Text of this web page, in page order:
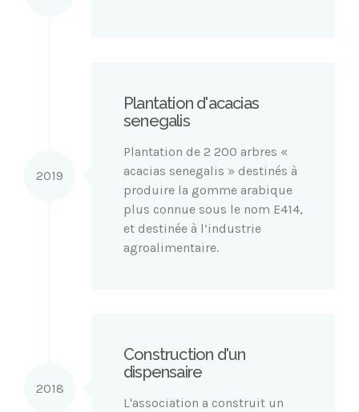
Plantation d'acacias
senegalis
Plantation de 2 200 arbres «
acacias senegalis » destinés à
produire la gomme arabique
plus connue sous le nom E414,
et destinée à l’industrie
agroalimentaire.
2019
Construction d'un
dispensaire
L'association a construit un
2018